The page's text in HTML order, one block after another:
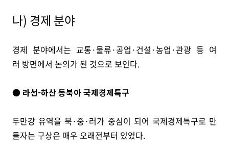
나) 경제 분야
경제 분야에서는 교통·물류·공업·건설·농업·관광 등 여
러 방면에서 논의가 된 것으로 보인다.
● 라선-하산 동북아 국제경제특구
두만강 유역을 북·중·러가 중심이 되어 국제경제특구로 만
들자는 구상은 매우 오래전부터 있었다.